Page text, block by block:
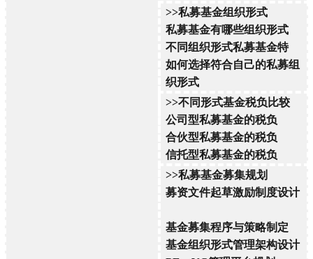
>>私募基金组织形式
私募基金有哪些组织形式
不同组织形式私募基金特
如何选择符合自己的私募组
织形式
>>不同形式基金税负比较
公司型私募基金的税负
合伙型私募基金的税负
信托型私募基金的税负
>>私募基金募集规划
募资文件起草激励制度设计
基金募集程序与策略制定
基金组织形式管理架构设计